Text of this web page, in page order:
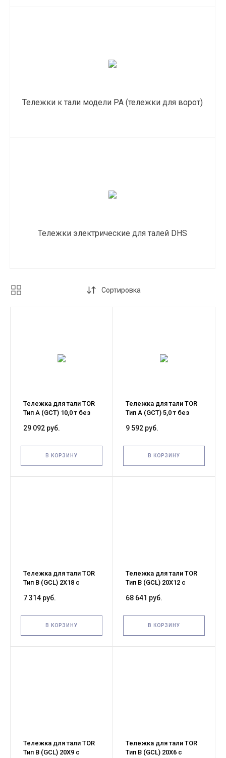
Тележки к тали модели РА (тележки для ворот)
Тележки электрические для талей DHS
Сортировка
Тележка для тали TOR
Тип А (GCT) 10,0 т без
передвижения (G)
29 092 руб.
В КОРЗИНУ
Тележка для тали TOR
Тип А (GCT) 5,0 т без
передвижения (G)
9 592 руб.
В КОРЗИНУ
Тележка для тали TOR
Тип В (GCL) 2Х18 с
передвижения (G)
7 314 руб.
В КОРЗИНУ
Тележка для тали TOR
Тип В (GCL) 20Х12 с
передвижения (G)
68 641 руб.
В КОРЗИНУ
Тележка для тали TOR
Тип В (GCL) 20Х9 с
Тележка для тали TOR
Тип В (GCL) 20Х6 с